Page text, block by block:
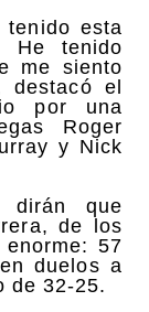
tenido esta
He tenido
me siento
destacó el
por una
Roger
y Nick
dirán que
de los
57
duelos a
de 32-25.